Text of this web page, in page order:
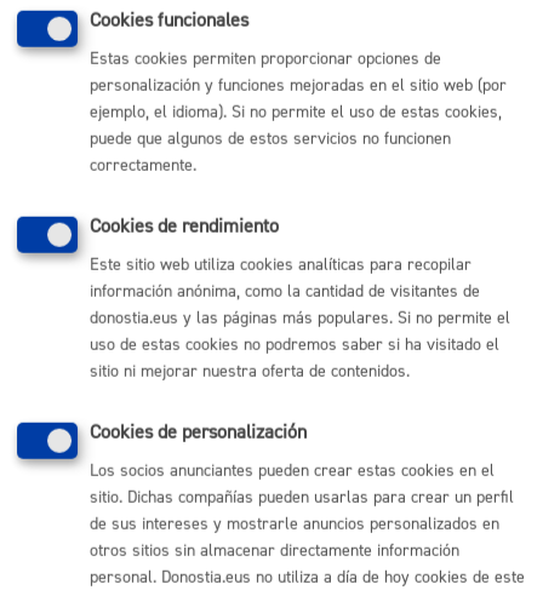
Necesito apoyo social
Necesito un certificado
Quiero estudiar o formarme
Cookies funcionales
Estas cookies permiten proporcionar opciones de
personalización y funciones mejoradas en el sitio web (por
ejemplo, el idioma). Si no permite el uso de estas cookies,
puede que algunos de estos servicios no funcionen
correctamente.
Cookies de rendimiento
Este sitio web utiliza cookies analíticas para recopilar
información anónima, como la cantidad de visitantes de
donostia.eus y las páginas más populares. Si no permite el
uso de estas cookies no podremos saber si ha visitado el
sitio ni mejorar nuestra oferta de contenidos.
Cookies de personalización
Los socios anunciantes pueden crear estas cookies en el
sitio. Dichas compañías pueden usarlas para crear un perfil
de sus intereses y mostrarle anuncios personalizados en
otros sitios sin almacenar directamente información
personal. Donostia.eus no utiliza a día de hoy cookies de este